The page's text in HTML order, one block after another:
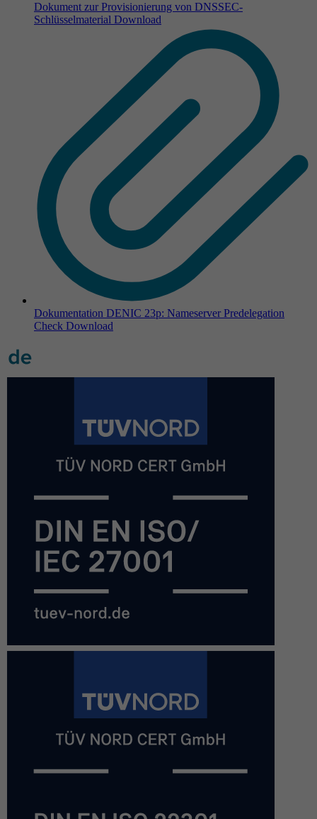
Dokument zur Provisionierung von DNSSEC-
Schlüsselmaterial Download
Dokumentation DENIC 23p: Nameserver Predelegation
Check Download